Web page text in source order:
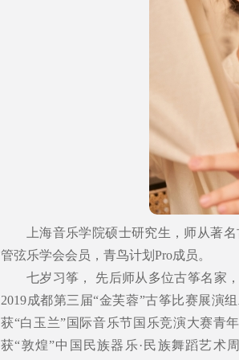
上海音乐学院硕士研究生，师从著
管弦乐学会会员，青鸟计划Pro成员。
七岁习筝， 先后师从多位古筝名家
2019成都第三届“金芙蓉”古筝比赛展演
获“白玉兰”国际音乐节国乐竞演大赛青
获“敦煌”中国民族器乐·民族舞蹈艺术